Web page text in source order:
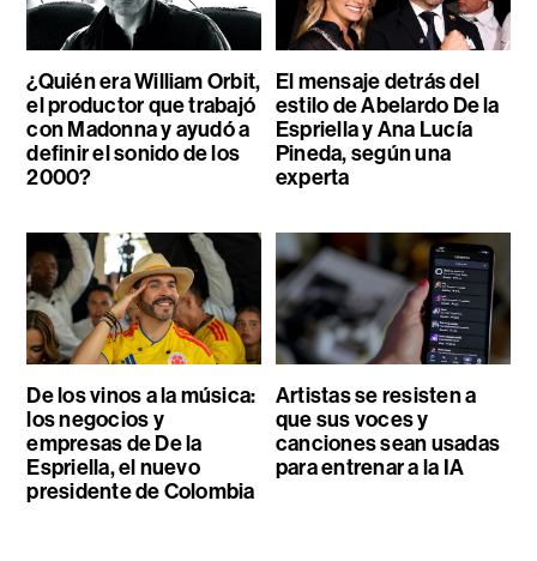
¿Quién era William Orbit,
el productor que trabajó
con Madonna y ayudó a
definir el sonido de los
2000?
El mensaje detrás del
estilo de Abelardo De la
Espriella y Ana Lucía
Pineda, según una
experta
De los vinos a la música:
los negocios y
empresas de De la
Espriella, el nuevo
presidente de Colombia
Artistas se resisten a
que sus voces y
canciones sean usadas
para entrenar a la IA